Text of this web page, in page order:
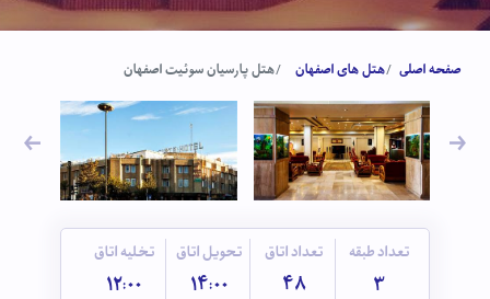
صفحه اصلی هتل های اصفهان هتل پارسیان سوئیت اصفهان
تعداد طبقه
3
تعداد اتاق
48
تحویل اتاق
14:00
تخلیه اتاق
12:00